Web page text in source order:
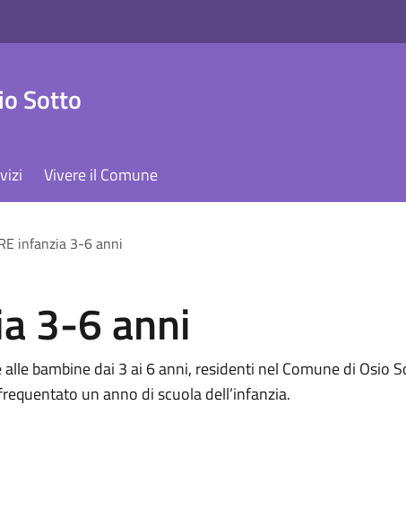
Sotto
Vivere il Comune
infanzia 3-6 anni
3-6 anni
bambine dai 3 ai 6 anni, residenti nel Comune di Osio
un anno di scuola dell’infanzia.